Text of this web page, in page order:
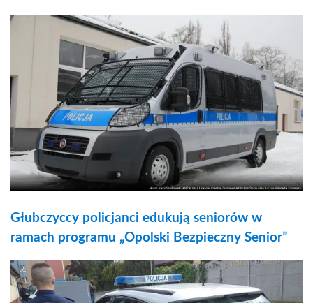
Głubczyccy policjanci edukują seniorów w
ramach programu „Opolski Bezpieczny Senior”